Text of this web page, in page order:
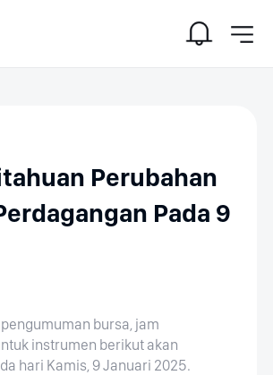
Perubahan
Pada 9
bursa, jam
instrumen berikut akan
hari Kamis, 9 Januari 2025.